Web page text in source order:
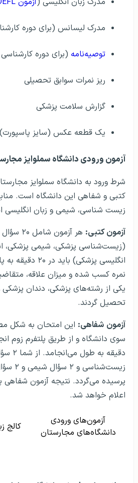
مدرک لیسانس (برای دوره
توصیه‌نامه (برای دوره
ریز نمرات سوابق تحصیلی
گزارش سلامت پزشکی
یک قطعه عکس (سایز پاسپورت)
آزمون ورودی دانشگاه سملوایز
شرط ورود به دانشگاه سملوایز
کتبی و شفاهی این دانشگاه است.
زیست شناسی، شیمی و زبان
آزمون کتبی:
هر
(زیست‌شناسی پزشکی، شیمی پزشکی،
انگلیسی پزشکی)
نمره کسب شده و میزان علاقه،
یکی از رشته‌های پزشکی، دندان
تحصیل گردند.
آزمون شفاهی: این امتحان به شکل
دقیقه
پرسیده می‌گردد. نتیجه آزمون شفاهی
اعلام خواهد شد.
آزمون‌های ورودی
دانشگاه‌های مجارستان
کالج